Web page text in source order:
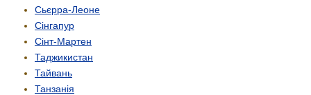
Сьєрра-Леоне
Сінгапур
Сінт-Мартен
Таджикистан
Тайвань
Танзанія